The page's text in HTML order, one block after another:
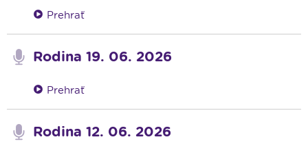
Prehrať
Rodina 19. 06. 2026
Prehrať
Rodina 12. 06. 2026